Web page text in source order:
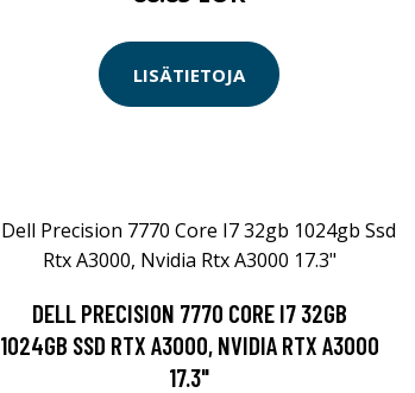
LISÄTIETOJA
DELL PRECISION 7770 CORE I7 32GB
1024GB SSD RTX A3000, NVIDIA RTX A3000
17.3"